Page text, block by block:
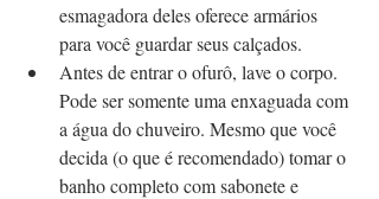
esmagadora deles oferece armários
para você guardar seus calçados.
Antes de entrar o ofurô, lave o corpo.
Pode ser somente uma enxaguada com
a água do chuveiro. Mesmo que você
decida (o que é recomendado) tomar o
banho completo com sabonete e